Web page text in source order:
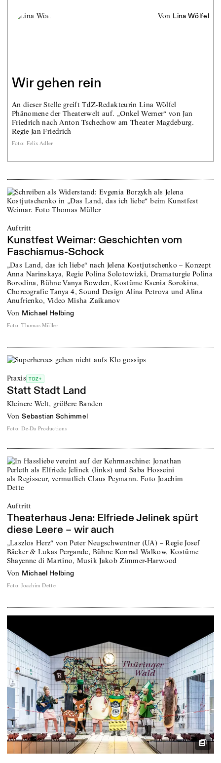
von Lina Wölfel
Wir gehen rein
An dieser Stelle greift ­TdZ-Redakteurin Lina Wölfel
Phänomene der Theaterwelt auf. „Onkel Werner“ von Jan
Friedrich nach Anton Tschechow am Theater Magdeburg.
Regie Jan Friedrich
Foto: Felix Adler
Auftritt
Kunstfest Weimar: Geschichten vom
Faschismus-Schock
„Das Land, das ich liebe“ nach Jelena Kostjutschenko – Konzept
Anna Narinskaya, Regie Polina Solotowizki, Dramaturgie Polina
Borodina, Bühne Vanya Bowden, Kostüme Ksenia Sorokina,
Choreografie Tanya 4, Sound Design Alina Petrova und Alina
Anufrienko, Video Misha Zaikanov
von Michael Helbing
Foto: Thomas Müller
Praxis TDZ+
Statt Stadt Land
Kleinere Welt, größere Banden
von Sebastian Schimmel
Foto: De-Da Productions
Auftritt
Theaterhaus Jena: Elfriede Jelinek spürt
diese Leere – wir auch
„Laszlos Herz“ von Peter Neugschwentner (UA) – Regie Josef
Bäcker & Lukas Pergande, Bühne Konrad Walkow, Kostüme
Shayenne di Martino, Musik Jakob Zimmer-Harwood
von Michael Helbing
Foto: Joachim Dette